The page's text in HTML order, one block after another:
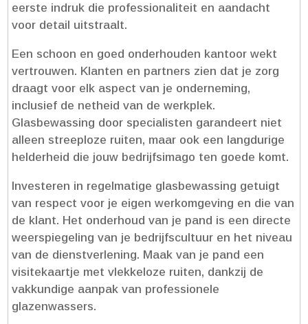
eerste indruk die professionaliteit en aandacht
voor detail uitstraalt.​
Een schoon en goed onderhouden kantoor wekt
vertrouwen.​ Klanten en partners zien dat je zorg
draagt voor elk aspect van je onderneming,
inclusief de netheid van de werkplek.​
Glasbewassing door specialisten garandeert niet
alleen streeploze ruiten, maar ook een langdurige
helderheid die jouw bedrijfsimago ten goede komt.​
Investeren in regelmatige glasbewassing getuigt
van respect voor je eigen werkomgeving en die van
de klant.​ Het onderhoud van je pand is een directe
weerspiegeling van je bedrijfscultuur en het niveau
van de dienstverlening.​ Maak van je pand een
visitekaartje met vlekkeloze ruiten, dankzij de
vakkundige aanpak van professionele
glazenwassers.​